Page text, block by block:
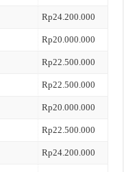
Rp24.200.000
Rp20.000.000
Rp22.500.000
Rp22.500.000
Rp20.000.000
Rp22.500.000
Rp24.200.000